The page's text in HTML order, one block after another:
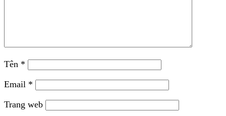
Tên *
Email *
Trang web